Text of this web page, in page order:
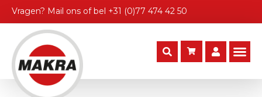
Vragen? Mail ons of bel +31 (0)77 474 42 50